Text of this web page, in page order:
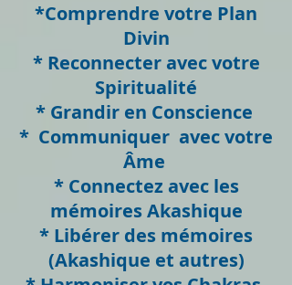
*Comprendre votre Plan
Divin
* Reconnecter avec votre
Spiritualité
* Grandir en Conscience
* Communiquer avec votre
Âme
* Connectez avec les
mémoires Akashique
* Libérer des mémoires
(Akashique et autres)